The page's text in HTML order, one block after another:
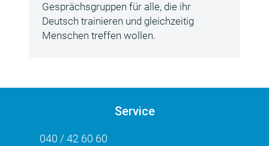
Gesprächsgruppen für alle, die ihr
Deutsch trainieren und gleichzeitig
Menschen treffen wollen.
Service
040 / 42 60 60